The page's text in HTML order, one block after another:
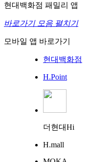
현대백화점 패밀리 앱
바로가기 모음 펼치기
모바일 앱 바로가기
현대백화점
H.Point
더현대Hi
H.mall